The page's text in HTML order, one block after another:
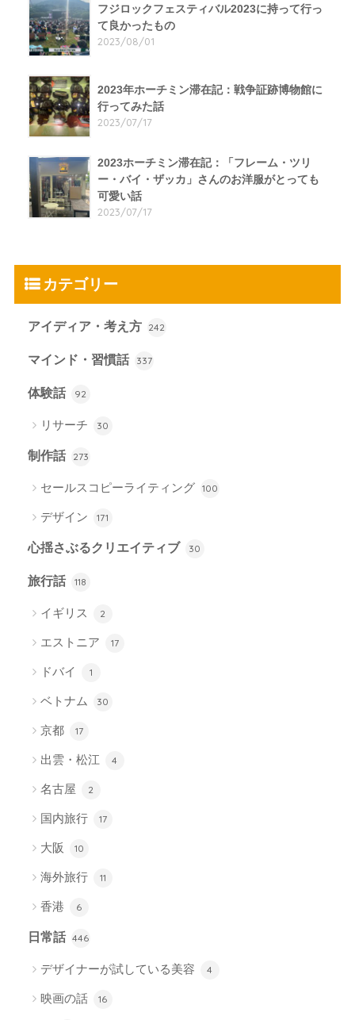
フジロックフェスティバル2023に持って行っ
て良かったもの
2023/08/01
2023年ホーチミン滞在記：戦争証跡博物館に
行ってみた話
2023/07/17
2023ホーチミン滞在記：「フレーム・ツリ
ー・バイ・ザッカ」さんのお洋服がとっても
可愛い話
2023/07/17
カテゴリー
アイディア・考え方 242
マインド・習慣話 337
体験話 92
リサーチ 30
制作話 273
セールスコピーライティング 100
デザイン 171
心揺さぶるクリエイティブ 30
旅行話 118
イギリス 2
エストニア 17
ドバイ 1
ベトナム 30
京都 17
出雲・松江 4
名古屋 2
国内旅行 17
大阪 10
海外旅行 11
香港 6
日常話 446
デザイナーが試している美容 4
映画の話 16